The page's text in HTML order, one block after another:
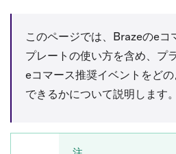
このページでは、Brazeのeコ
プレートの使い方を含め、プ
eコマース推奨イベントをど
できるかについて説明します。